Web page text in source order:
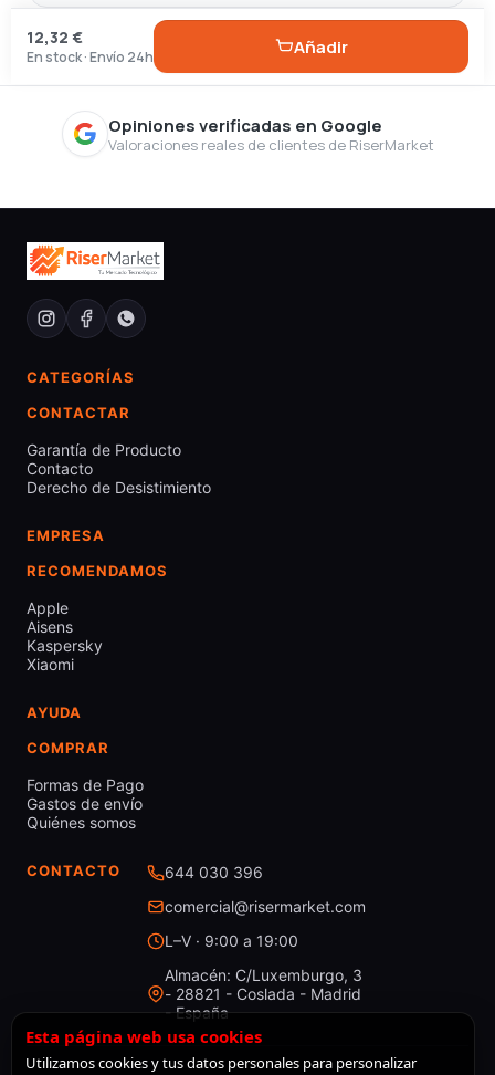
12,32 €
En stock · Envío 24h Añadir
Opiniones verificadas en Google
Valoraciones reales de clientes de RiserMarket
CATEGORÍAS
CONTACTAR
Garantía de Producto
Contacto
Derecho de Desistimiento
EMPRESA
RECOMENDAMOS
Apple
Aisens
Kaspersky
Xiaomi
AYUDA
COMPRAR
Formas de Pago
Gastos de envío
Quiénes somos
CONTACTO
644 030 396
comercial@risermarket.com
L–V · 9:00 a 19:00
Almacén: C/Luxemburgo, 3
- 28821 - Coslada - Madrid
- España
Esta página web usa cookies
Utilizamos cookies y tus datos personales para personalizar